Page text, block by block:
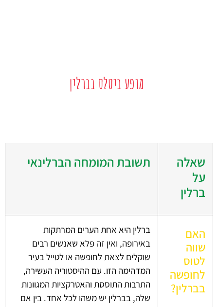
מופע ביטלס בברלין
שאלה
על
ברלין
תשובת המומחה הברלינאי
האם
שווה
לטוס
לחופשה
בברלין?
ברלין היא אחת הערים המרתקות
באירופה, ואין זה פלא שאנשים רבים
שוקלים לצאת לחופשה או לטייל בעיר
המדהימה הזו. עם ההיסטוריה העשירה,
התרבות התוססת והאטרקציות המגוונות
שלה, בברלין יש משהו לכל אחד. בין אם